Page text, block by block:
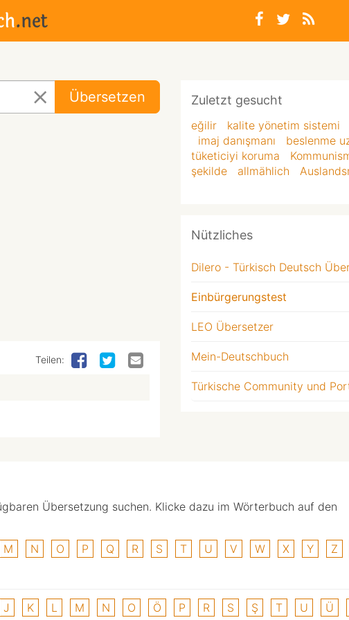
Übersetzen
Teilen:
Zuletzt gesucht
eğilir kalite yönetim sistemi
imaj danışmanı
beslenme
tüketiciyi koruma
şekilde
allmählich
Nützliches
Dilero - Türkisch Deutsch
Einbürgerungstest
LEO Übersetzer
Mein-Deutschbuch
Türkische Community und
Übersetzung suchen. Klicke dazu im Wörterbuch auf den
M N O P Q R S T U V W X Y Z
J K L M N O Ö P R S Ş T U Ü